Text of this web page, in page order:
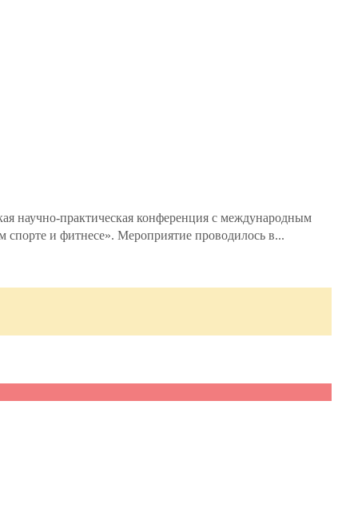
научно-практическая конференция с международным
спорте и фитнесе». Мероприятие проводилось в...